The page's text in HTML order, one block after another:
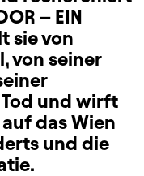
– EIN
sie von
von seiner
und wirft
das Wien
und die